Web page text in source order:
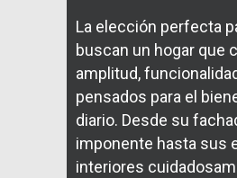
La elección perfecta
buscan un hogar que
amplitud,
pensados para el
diario. Desde su
imponente hasta sus
interiores